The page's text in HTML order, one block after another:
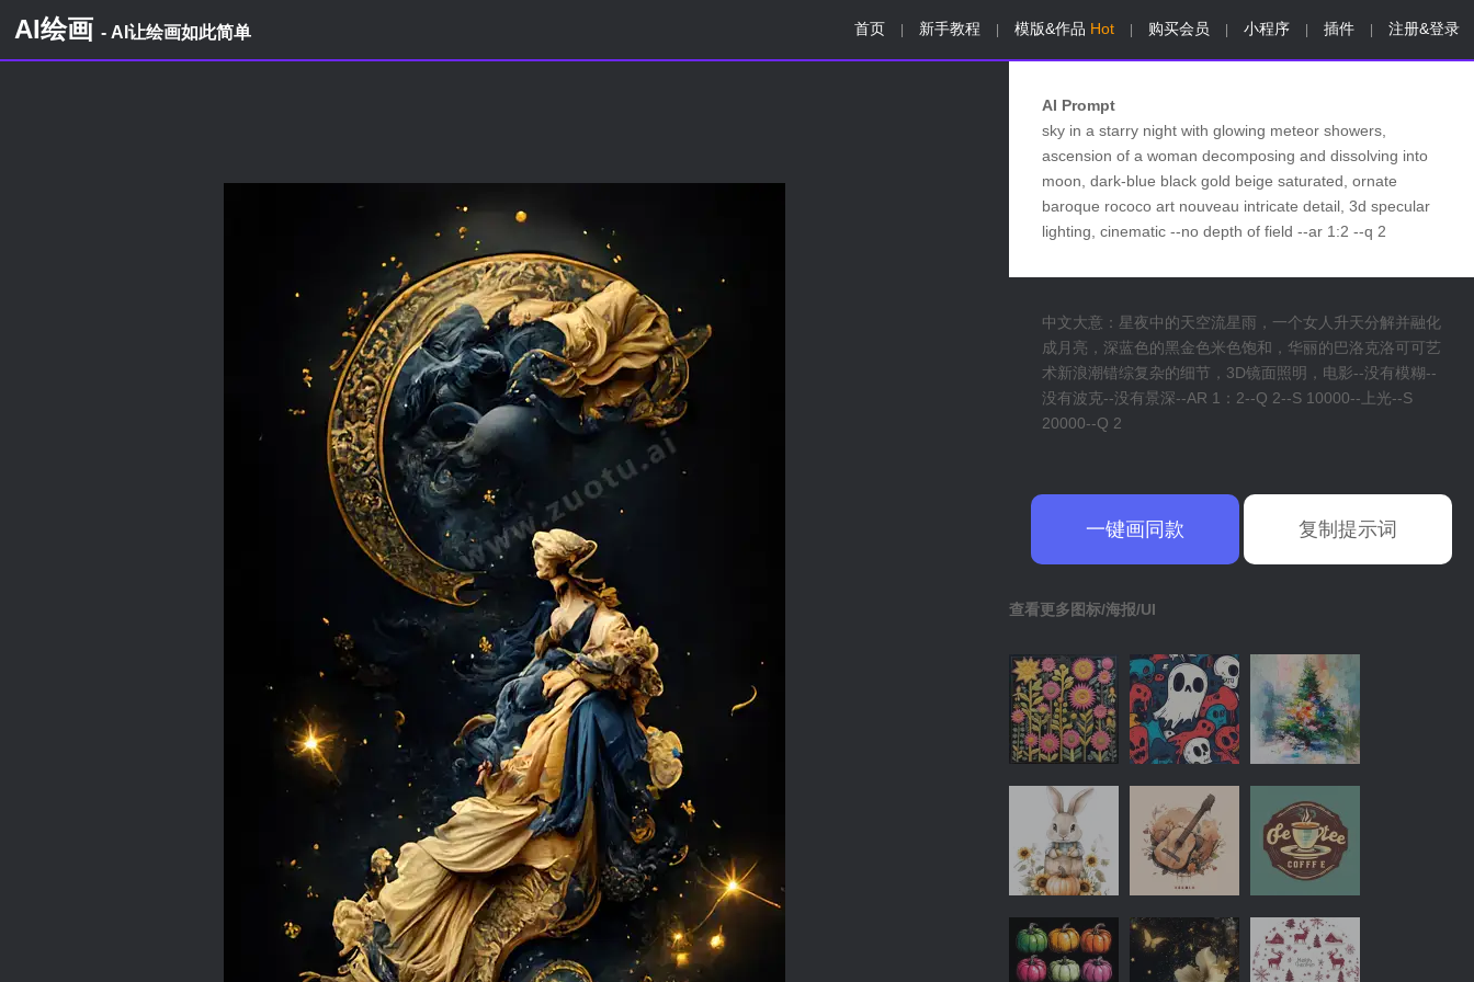
AI绘画 - AI让绘画如此简单 首页 新手教程 模版&作品 Hot 购买会员 小程序 插件 注册&登录
AI Prompt
sky in a starry night with glowing meteor showers,
ascension of a woman decomposing and dissolving into
moon, dark-blue black gold beige saturated, ornate
baroque rococo art nouveau intricate detail, 3d specular
lighting, cinematic --no depth of field --ar 1:2 --q 2
中文大意：星夜中的天空流星雨，一个女人升天分解并融化
成月亮，深蓝色的黑金色米色饱和，华丽的巴洛克洛可可艺
术新浪潮错综复杂的细节，3D镜面照明，电影--没有模糊--
没有波克--没有景深--AR 1：2--Q 2--S 10000--上光--S
20000--Q 2
一键画同款 复制提示词
查看更多图标/海报/UI